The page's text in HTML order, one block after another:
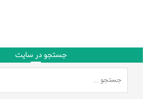
جستجو در سایت